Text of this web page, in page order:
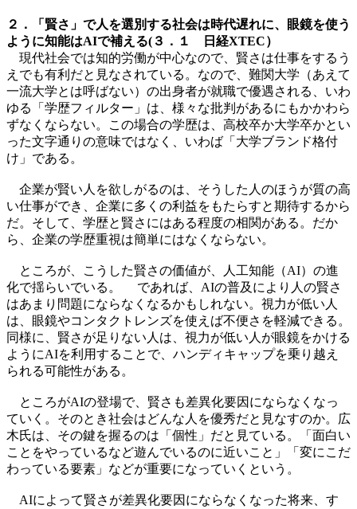
２．「賢さ」で人を選別する社会は時代遅れに、眼鏡を使う
ように知能はAIで補える(３．１ 日経XTEC）
現代社会では知的労働が中心なので、賢さは仕事をするう
えでも有利だと見なされている。なので、難関大学（あえて
一流大学とは呼ばない）の出身者が就職で優遇される、いわ
ゆる「学歴フィルター」は、様々な批判があるにもかかわら
ずなくならない。この場合の学歴は、高校卒か大学卒かとい
った文字通りの意味ではなく、いわば「大学ブランド格付
け」である。
企業が賢い人を欲しがるのは、そうした人のほうが質の高
い仕事ができ、企業に多くの利益をもたらすと期待するから
だ。そして、学歴と賢さにはある程度の相関がある。だか
ら、企業の学歴重視は簡単にはなくならない。
ところが、こうした賢さの価値が、人工知能（AI）の進
化で揺らいでいる。 であれば、AIの普及により人の賢さ
はあまり問題にならなくなるかもしれない。視力が低い人
は、眼鏡やコンタクトレンズを使えば不便さを軽減できる。
同様に、賢さが足りない人は、視力が低い人が眼鏡をかける
ようにAIを利用することで、ハンディキャップを乗り越え
られる可能性がある。
ところがAIの登場で、賢さも差異化要因にならなくなっ
ていく。そのとき社会はどんな人を優秀だと見なすのか。広
木氏は、その鍵を握るのは「個性」だと見ている。「面白い
ことをやっているなど遊んでいるのに近いこと」「変にこだ
わっている要素」などが重要になっていくという。
AIによって賢さが差異化要因にならなくなった将来、す